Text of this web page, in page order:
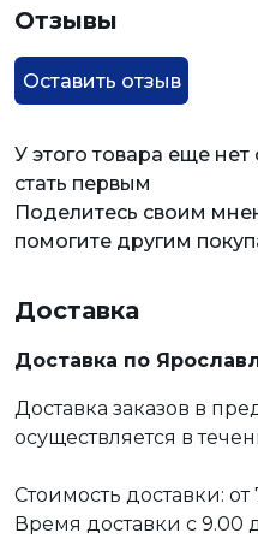
Отзывы
Оставить отзыв
У этого товара еще
стать первым
Поделитесь своим
помогите другим
Доставка
Доставка по
Доставка заказов в
осуществляется в
Стоимость доставки: от
Время доставки с 9.00